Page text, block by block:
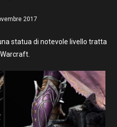
2017
statua di notevole livello tratta